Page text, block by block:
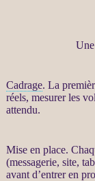
Cadrage. La
réels, mesurer les
attendu.
Mise en place.
(messagerie, site,
avant d’entrer en